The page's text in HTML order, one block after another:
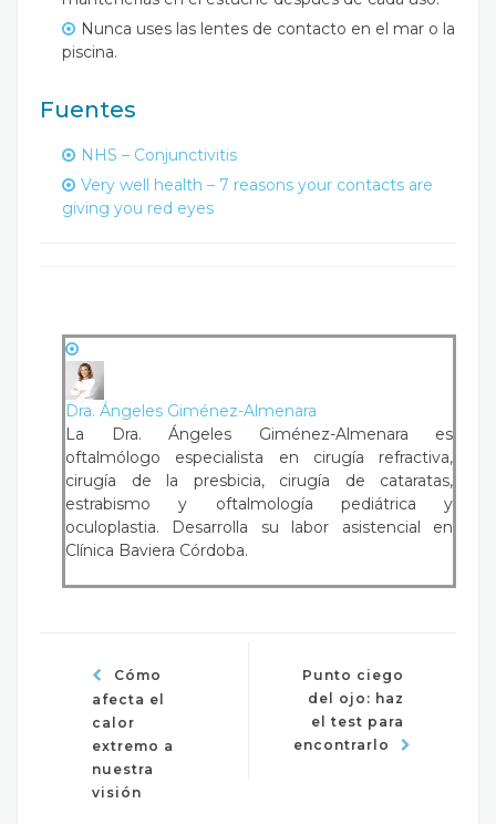
Nunca uses las lentes de contacto en el mar o la
piscina.
Fuentes
NHS – Conjunctivitis
Very well health – 7 reasons your contacts are
giving you red eyes
Dra. Ángeles Giménez-Almenara
La Dra. Ángeles Giménez-Almenara es
oftalmólogo especialista en cirugía refractiva,
cirugía de la presbicia, cirugía de cataratas,
estrabismo y oftalmología pediátrica y
oculoplastia. Desarrolla su labor asistencial en
Clínica Baviera Córdoba.
Cómo
afecta el
calor
extremo a
nuestra
visión
Punto ciego
del ojo: haz
el test para
encontrarlo